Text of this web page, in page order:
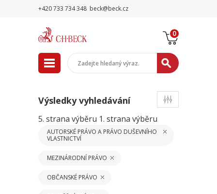
+420 733 734 348 beck@beck.cz
0
Výsledky vyhledávání
5. strana výběru 1. strana výběru
AUTORSKÉ PRÁVO A PRÁVO DUŠEVNÍHO
VLASTNICTVÍ
MEZINÁRODNÍ PRÁVO
OBČANSKÉ PRÁVO